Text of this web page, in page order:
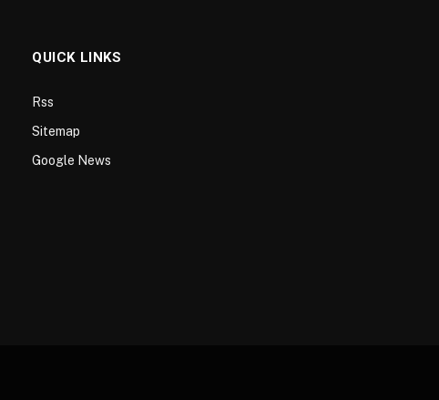
QUICK LINKS
Rss
Sitemap
Google News